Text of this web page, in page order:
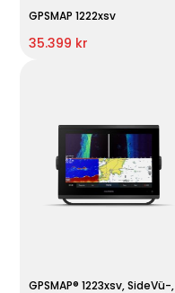
GPSMAP 1222xsv
35.399 kr
GPSMAP® 1223xsv, SideVü-,